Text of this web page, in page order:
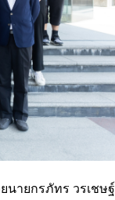
นายกรภัทร วรเชษฐ์